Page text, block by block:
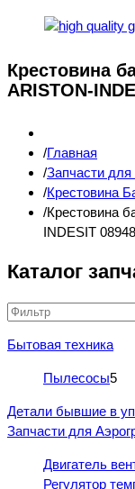
Крестовина
ARISTON-
Главная
Запчасти
Крестовина
Крестовина
INDESIT
Каталог
Бытовая техника
Пылесосы5
Детали бывшие в
Запчасти для
Двигатель
Регулятор